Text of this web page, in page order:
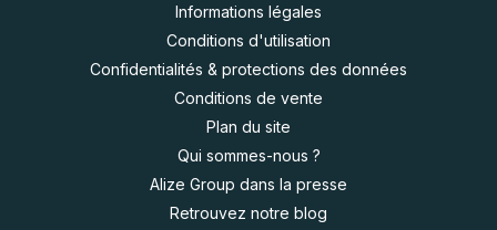
Informations légales
Conditions d'utilisation
Confidentialités & protections des données
Conditions de vente
Plan du site
Qui sommes-nous ?
Alize Group dans la presse
Retrouvez notre blog